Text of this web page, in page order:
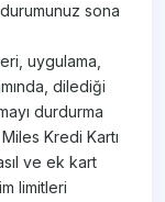
sona
uygulama,
dilediği
durdurma
Kredi Kartı
ve ek kart
limitleri